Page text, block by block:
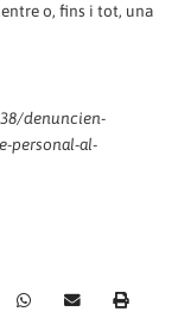
o, fins i tot, una
denuncien-
personal-al-